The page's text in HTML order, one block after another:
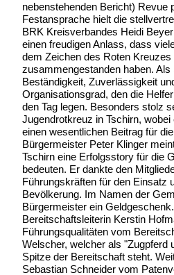
nebenstehenden Bericht) Revue
Festansprache hielt die
BRK Kreisverbandes Heidi
einen freudigen Anlass, dass
dem Zeichen des Roten
zusammengestanden haben.
Beständigkeit, Zuverlässigkeit
Organisationsgrad, den die
den Tag legen. Besonders stolz
Jugendrotkreuz in Tschirn,
einen wesentlichen Beitrag für
Bürgermeister Peter Klinger
Tschirn eine Erfolgsstory für die
bedeuten. Er dankte den
Führungskräften für den Einsatz
Bevölkerung. Im Namen der
Bürgermeister ein
Bereitschaftsleiterin Kerstin
Führungsqualitäten vom
Welscher, welcher als "Zugpferd
Spitze der Bereitschaft steht.
Sebastian Schneider vom